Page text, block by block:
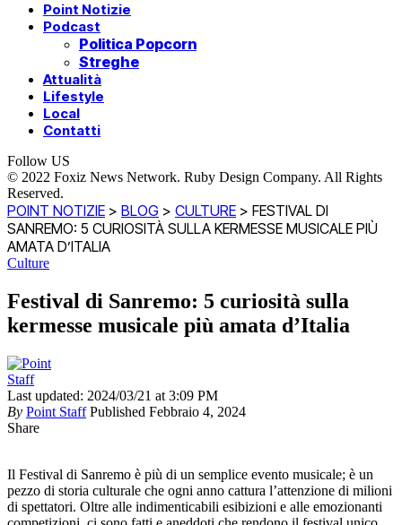
Point Notizie
Podcast
Politica Popcorn
Streghe
Attualità
Lifestyle
Local
Contatti
Follow US
© 2022 Foxiz News Network. Ruby Design Company. All Rights
Reserved.
POINT NOTIZIE > BLOG > CULTURE > FESTIVAL DI
SANREMO: 5 CURIOSITÀ SULLA KERMESSE MUSICALE PIÙ
AMATA D’ITALIA
Culture
Festival di Sanremo: 5 curiosità sulla
kermesse musicale più amata d’Italia
Last updated: 2024/03/21 at 3:09 PM
By Point Staff Published Febbraio 4, 2024
Share
Il Festival di Sanremo è più di un semplice evento musicale; è un
pezzo di storia culturale che ogni anno cattura l’attenzione di milioni
di spettatori. Oltre alle indimenticabili esibizioni e alle emozionanti